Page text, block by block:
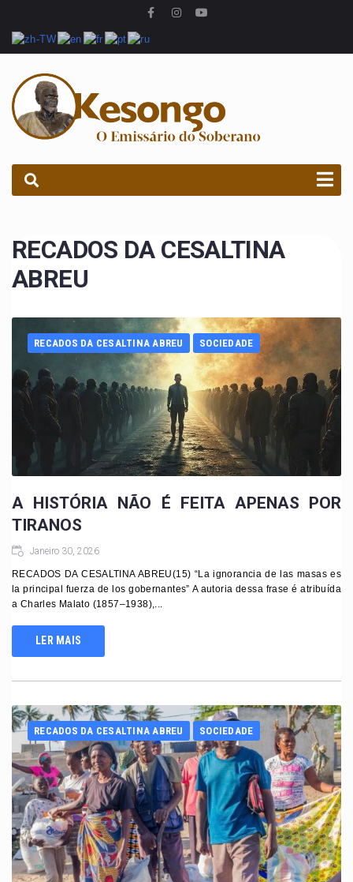
RECADOS DA CESALTINA
ABREU
RECADOS DA CESALTINA ABREU SOCIEDADE
A HISTÓRIA NÃO É FEITA APENAS POR
TIRANOS
Janeiro 30, 2026
RECADOS DA CESALTINA ABREU(15) “La ignorancia de las masas es
la principal fuerza de los gobernantes” A autoria dessa frase é atribuída
a Charles Malato (1857–1938),...
LER MAIS
RECADOS DA CESALTINA ABREU SOCIEDADE
PROCURAR